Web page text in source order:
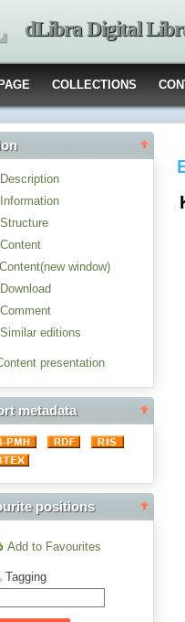
dLibra Digital
COLLECTIONS
Description
Information
Structure
Content
Content(new window)
Download
Comment
Similar editions
presentation
metadata
positions
Add to Favourites
Tagging